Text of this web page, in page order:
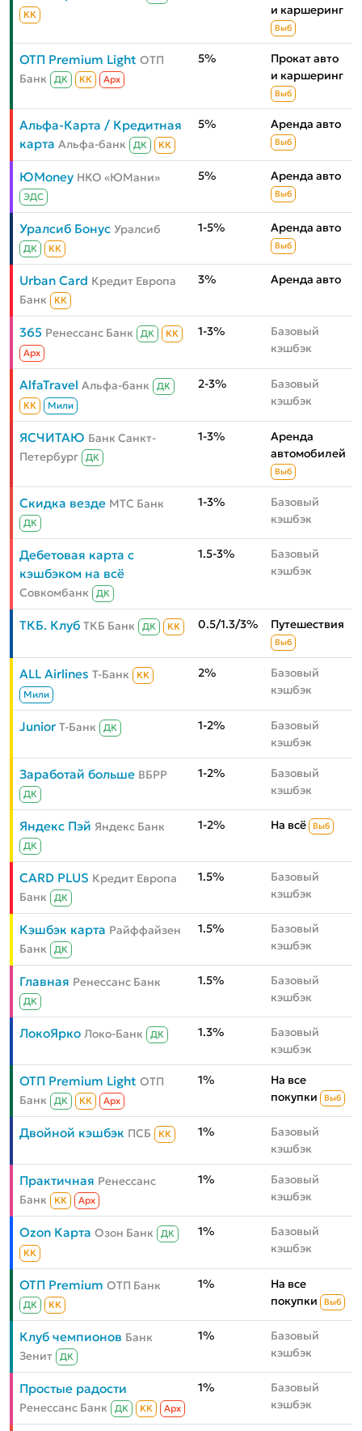
КК
и каршеринг
Выб
ОТП Premium Light ОТП
Банк
ДК КК Aрх
5%
Прокат авто
и каршеринг
Выб
Альфа-Карта / Кредитная
карта Альфа-банк ДК КК
5% Аренда авто
Выб
ЮMoney НКО «ЮМани»
ЭДС
5% Аренда авто
Выб
Уралсиб Бонус Уралсиб
ДК КК
1-5% Аренда авто
Выб
Urban Card Кредит Европа
Банк
КК
3% Аренда авто
365 Ренессанс Банк ДК
КК
Aрх
1-3%
Базовый
кэшбэк
AlfaTravel Альфа-банк
ДК
КК
Мили
2-3%
Базовый
кэшбэк
ЯСЧИТАЮ Банк Санкт-
Петербург
ДК
1-3%
Аренда
автомобилей
Выб
Скидка везде МТС Банк
ДК
1-3%
Базовый
кэшбэк
Дебетовая карта с
кэшбэком на всё
Совкомбанк ДК
1.5-3%
Базовый
кэшбэк
ТКБ. Клуб ТКБ Банк ДК КК 0.5/1.3/3% Путешествия
Выб
ALL Airlines Т-Банк
КК
Мили
2%
Базовый
кэшбэк
Junior Т-Банк ДК 1-2%
Базовый
кэшбэк
Заработай больше ВБРР
ДК
1-2%
Базовый
кэшбэк
Яндекс Пэй Яндекс Банк
ДК
1-2% На всё Выб
CARD PLUS Кредит Европа
Банк
ДК
1.5%
Базовый
кэшбэк
Кэшбэк карта Райффайзен
Банк
ДК
1.5%
Базовый
кэшбэк
Главная Ренессанс Банк
ДК
1.5%
Базовый
кэшбэк
ЛокоЯрко Локо-Банк ДК 1.3%
Базовый
кэшбэк
ОТП Premium Light ОТП
Банк
ДК КК Aрх
1%
На все
покупки
Выб
Двойной кэшбэк ПСБ КК 1%
Базовый
кэшбэк
Практичная Ренессанс
Банк
КК Aрх
1%
Базовый
кэшбэк
Ozon Карта Озон Банк
ДК
КК
1%
Базовый
кэшбэк
ОТП Premium ОТП Банк
ДК КК
1%
На все
покупки
Выб
Клуб чемпионов Банк
Зенит
ДК
1%
Базовый
кэшбэк
Простые радости
Ренессанс Банк ДК КК Aрх
1%
Базовый
кэшбэк